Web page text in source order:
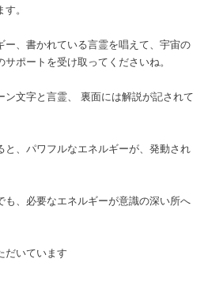
。
ー、書かれている言霊を唱えて、宇宙の
ポートを受け取ってくださいね。
ン文字と言霊、 裏面には解説が記されて
と、パワフルなエネルギーが、発動され
も、必要なエネルギーが意識の深い所へ
いています